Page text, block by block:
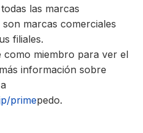
las marcas
marcas comerciales
filiales.
como miembro para ver el
información sobre
primepedo.